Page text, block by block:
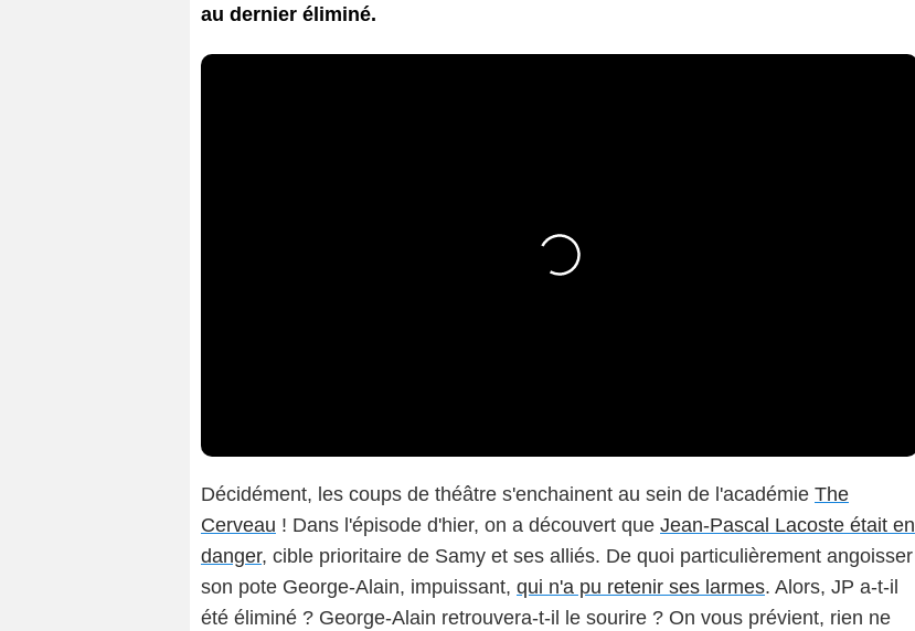
au dernier éliminé.
Décidément, les coups de théâtre s'enchainent au sein de l'académie The
Cerveau ! Dans l'épisode d'hier, on a découvert que Jean-Pascal Lacoste était en
danger, cible prioritaire de Samy et ses alliés. De quoi particulièrement angoisser
son pote George-Alain, impuissant, qui n'a pu retenir ses larmes. Alors, JP a-t-il
été éliminé ? George-Alain retrouvera-t-il le sourire ? On vous prévient, rien ne